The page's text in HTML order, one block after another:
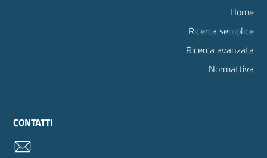
Home
Ricerca semplice
Ricerca avanzata
Normattiva
CONTATTI